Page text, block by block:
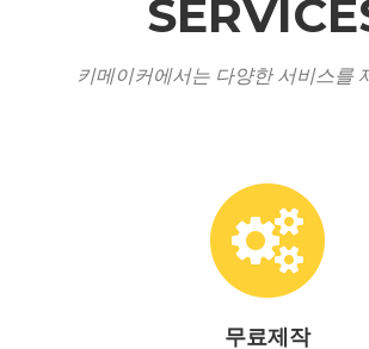
키메이커에서는 다양한 서비스를
무료제작